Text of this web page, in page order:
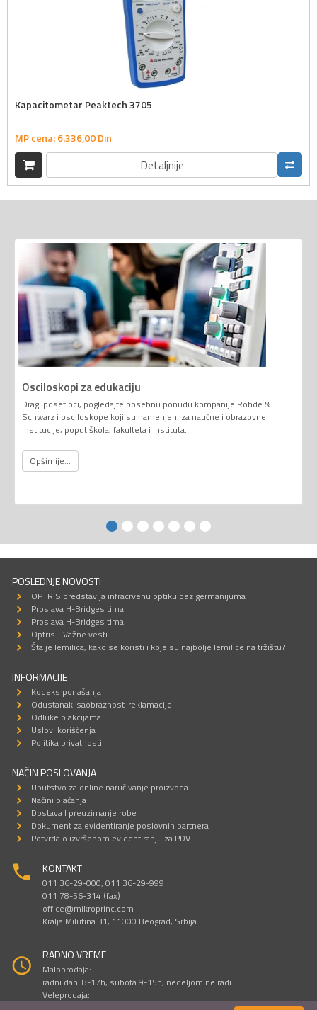
Kapacitometar Peaktech 3705
MP cena:6.336,00Din
Detaljnije
Osciloskopi za edukaciju
Dragi posetioci, pogledajte posebnu ponudu kompanije Rohde &
Schwarz i osciloskope koji su namenjeni za naučne i obrazovne
institucije, poput škola, fakulteta i instituta.
Opširnije...
POSLEDNJE NOVOSTI
OPTRIS predstavlja infracrvenu optiku bez germanijuma
Proslava H-Bridges tima
Proslava H-Bridges tima
Optris - Važne vesti
Šta je lemilica, kako se koristi i koje su najbolje lemilice na tržištu?
INFORMACIJE
Kodeks ponašanja
Odustanak-saobraznost-reklamacije
Odluke o akcijama
Uslovi korišćenja
Politika privatnosti
NAČIN POSLOVANJA
Uputstvo za online naručivanje proizvoda
Načini plaćanja
Dostava I preuzimanje robe
Dokument za evidentiranje poslovnih partnera
Potvrda o izvršenom evidentiranju za PDV
KONTAKT
011 36-29-000; 011 36-29-999
011 78-56-314 (fax)
office@mikroprinc.com
Kralja Milutina 31, 11000 Beograd, Srbija
RADNO VREME
Maloprodaja:
radni dani 8-17h, subota 9-15h, nedeljom ne radi
Veleprodaja: